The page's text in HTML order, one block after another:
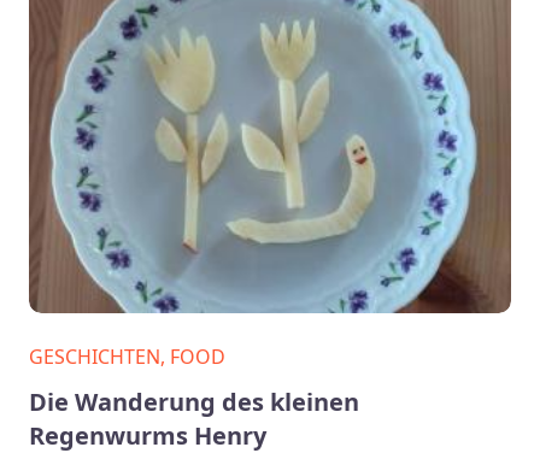
GESCHICHTEN, FOOD
Die Wanderung des kleinen
Regenwurms Henry